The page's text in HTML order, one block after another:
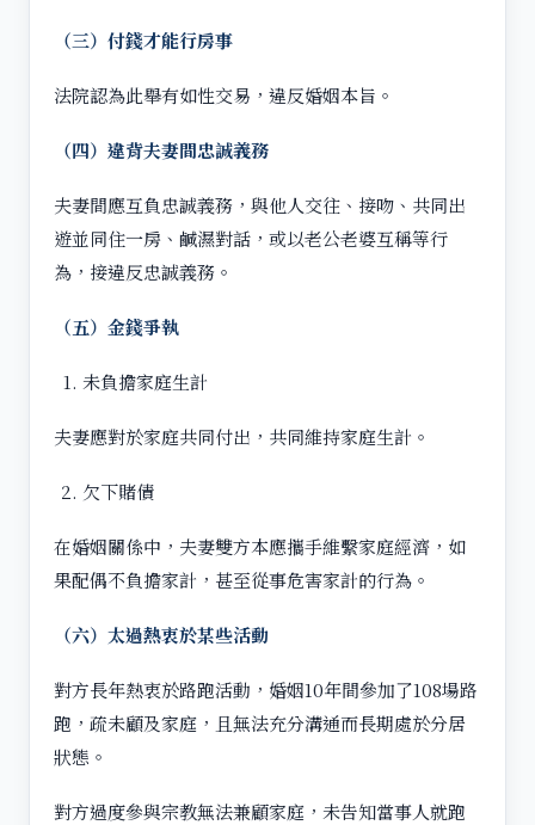
（三）付錢才能行房事
法院認為此舉有如性交易，違反婚姻本旨。
（四）違背夫妻間忠誠義務
夫妻間應互負忠誠義務，與他人交往、接吻、共同出
遊並同住一房、鹹濕對話，或以老公老婆互稱等行
為，接違反忠誠義務。
（五）金錢爭執
未負擔家庭生計
夫妻應對於家庭共同付出，共同維持家庭生計。
欠下賭債
在婚姻關係中，夫妻雙方本應攜手維繫家庭經濟，如
果配偶不負擔家計，甚至從事危害家計的行為。
（六）太過熱衷於某些活動
對方長年熱衷於路跑活動，婚姻10年間參加了108場路
跑，疏未顧及家庭，且無法充分溝通而長期處於分居
狀態。
對方過度參與宗教無法兼顧家庭，未告知當事人就跑